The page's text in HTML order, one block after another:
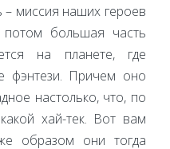
миссия наших героев
большая часть
на планете, где
фэнтези. Причем оно
настолько, что, по
хай-тек. Вот вам
образом они тогда